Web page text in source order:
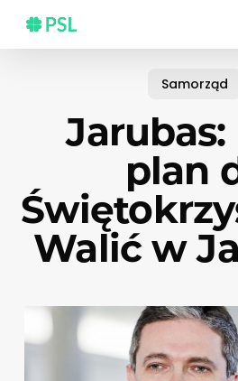
main
Samorząd
Jarubas:
plan
Walić w